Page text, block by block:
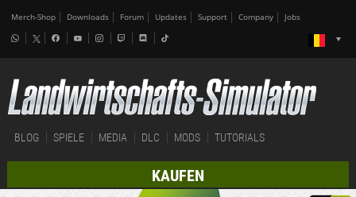
Merch-Shop Downloads Forum Updates Support Company Jobs
BLOG SPIELE MEDIA DLC MODS TUTORIALS
KAUFEN